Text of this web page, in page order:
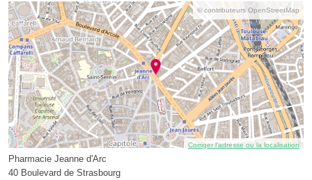
© contributeurs OpenStreetMap
Corriger l’adresse ou la localisation
Pharmacie Jeanne d'Arc
40 Boulevard de Strasbourg